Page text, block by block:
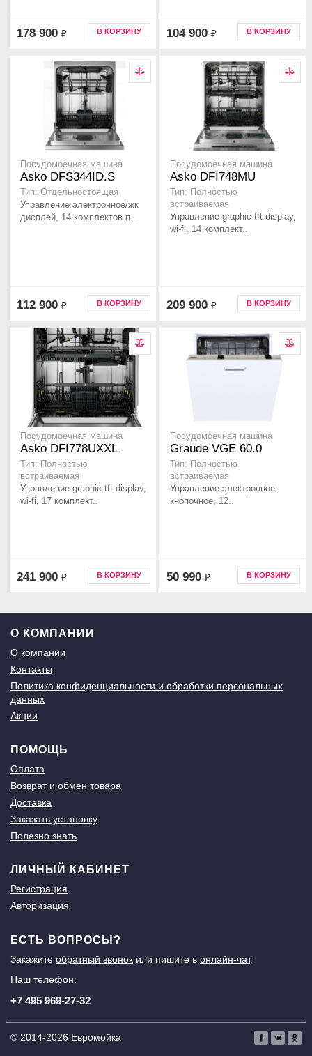
178 900 ₽ В КОРЗИНУ 104 900 ₽ В КОРЗИНУ
Посудомоечная машина
Asko DFS344ID.S
Тип: Отдельностоящая
Управление электронное/жк
дисплей, 14 комплектов п..
112 900 ₽ В КОРЗИНУ
Посудомоечная машина
Asko DFI748MU
Тип: Полностью
встраиваемая
Управление graphic tft display,
wi-fi, 14 комплект..
209 900 ₽ В КОРЗИНУ
Посудомоечная машина
Asko DFI778UXXL
Тип: Полностью
встраиваемая
Управление graphic tft display,
wi-fi, 17 комплект..
241 900 ₽ В КОРЗИНУ
Посудомоечная машина
Graude VGE 60.0
Тип: Полностью
встраиваемая
Управление электронное
кнопочное, 12..
50 990 ₽ В КОРЗИНУ
О КОМПАНИИ
О компании
Контакты
Политика конфиденциальности и обработки персональных
данных
Акции
ПОМОЩЬ
Оплата
Возврат и обмен товара
Доставка
Заказать установку
Полезно знать
ЛИЧНЫЙ КАБИНЕТ
Регистрация
Авторизация
ЕСТЬ ВОПРОСЫ?
Закажите обратный звонок или пишите в онлайн-чат.
Наш телефон:
+7 495 969-27-32
© 2014-2026 Евромойка